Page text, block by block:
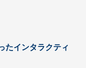
たインタラクティ